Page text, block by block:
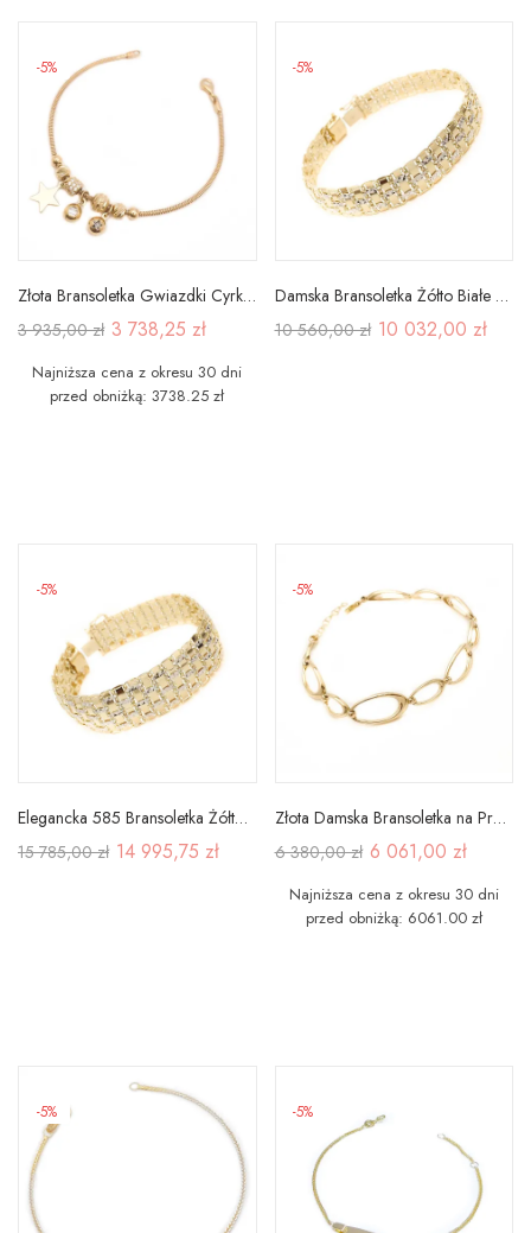
-5%
Złota Bransoletka Gwiazdki Cyrkonie 585 na Prezent
3 935,00 zł 3 738,25 zł
Najniższa cena z okresu 30 dni
przed obniżką: 3738.25 zł
-5%
Damska Bransoletka Żółto Białe Złoto pr 585
10 560,00 zł 10 032,00 zł
-5%
Elegancka 585 Bransoletka Żółto Białe Złoto
15 785,00 zł 14 995,75 zł
-5%
Złota Damska Bransoletka na Prezent pr 585
6 380,00 zł 6 061,00 zł
Najniższa cena z okresu 30 dni
przed obniżką: 6061.00 zł
-5% -5%